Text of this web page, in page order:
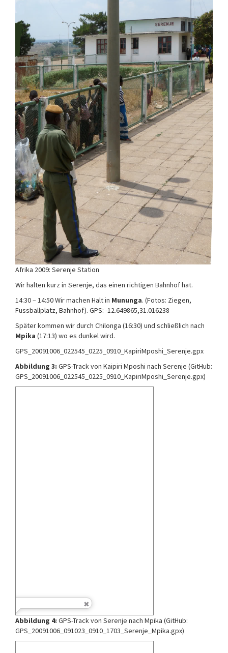
Afrika 2009: Serenje Station
Wir halten kurz in Serenje, das einen richtigen Bahnhof hat.
14:30 – 14:50 Wir machen Halt in Mununga. (Fotos: Ziegen,
Fussballplatz, Bahnhof). GPS: -12.649865,31.016238
Später kommen wir durch Chilonga (16:30) und schließlich nach
Mpika (17:13) wo es dunkel wird.
GPS_20091006_022545_0225_0910_KapiriMposhi_Serenje.gpx
Abbildung 3: GPS-Track von Kaipiri Mposhi nach Serenje (GitHub:
GPS_20091006_022545_0225_0910_KapiriMposhi_Serenje.gpx)
Abbildung 4: GPS-Track von Serenje nach Mpika (GitHub:
GPS_20091006_091023_0910_1703_Serenje_Mpika.gpx)